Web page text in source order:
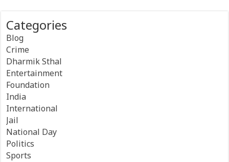
Categories
Blog
Crime
Dharmik Sthal
Entertainment
Foundation
India
International
Jail
National Day
Politics
Sports